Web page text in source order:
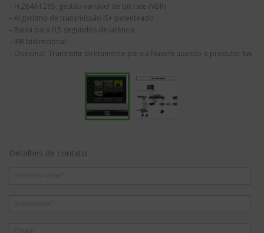
– H.264/H.265, gestão variável de bit-rate (VBR)
– Algoritmo de transmissão IS+ patenteado
– Baixa para 0,5 segundos de latência
– IFB bidirecional
– Opcional: Transmitir diretamente para a Nuvem usando o produtor tvu
Detalhes de contato